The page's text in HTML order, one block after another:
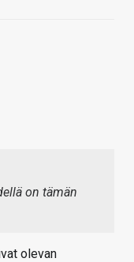
on tämän
olevan